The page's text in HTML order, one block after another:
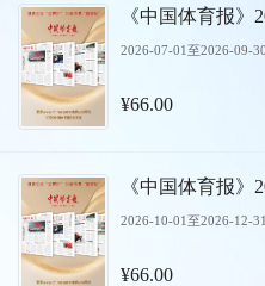
《中国体育报》
2026-07-01至2026-09-30
¥66.00
《中国体育报》
2026-10-01至2026-12-31
¥66.00